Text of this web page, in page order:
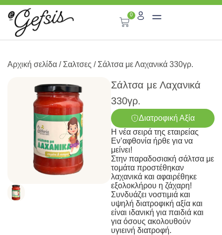
0
Αρχική σελίδα / Σαλτσες / Σάλτσα με Λαχανικά 330γρ.
Σάλτσα με Λαχανικά
330γρ.
Διατροφική Αξία
Η νέα σειρά της εταιρείας
Εν’αφθονία ήρθε για να
μείνει!
Στην παραδοσιακή σάλτσα με
τομάτα προστέθηκαν
λαχανικά και αφαιρέθηκε
εξολοκλήρου η ζάχαρη!
Συνδυάζει νοστιμιά και
υψηλή διατροφική αξία και
είναι ιδανική για παιδιά και
για όσους ακολουθούν
υγιεινή διατροφή.